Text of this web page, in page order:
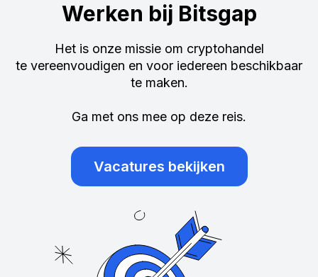
Werken bij Bitsgap
Het is onze missie om cryptohandel
te vereenvoudigen en voor iedereen beschikbaar
te maken.
Ga met ons mee op deze reis.
Vacatures bekijken